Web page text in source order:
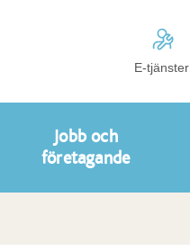
E-tjänster
Jobb och
företagande